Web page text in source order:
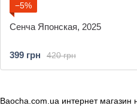
Baocha.com.ua интернет магазин
−5%
Сенча Японская, 2025
420 грн
399 грн